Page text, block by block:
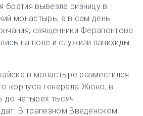
братия вывезла ризницу в
монастырь, а в сам день
священники Ферапонтова
на поле и служили панихиды
в монастыре разместился
корпуса генерала Жюно; в
до четырех тысяч
В трапезном Введенском